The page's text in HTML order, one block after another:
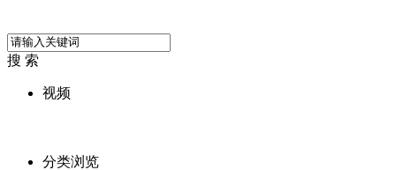
搜 索
视频
分类浏览